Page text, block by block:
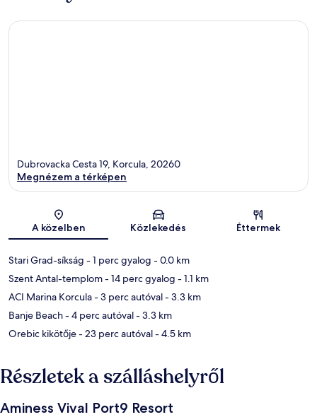
Térkép
Dubrovacka Cesta 19, Korcula, 20260
Megnézem a térképen
A közelben Közlekedés Éttermek
Stari Grad-síkság - 1 perc gyalog - 0.0 km
Szent Antal-templom- 14 perc gyalog - 1.1 km
ACI Marina Korcula- 3 perc autóval- 3.3 km
Banje Beach- 4 perc autóval- 3.3 km
Orebic kikötője- 23 perc autóval- 4.5 km
Részletek a szálláshelyről
Aminess Vival Port9 Resort